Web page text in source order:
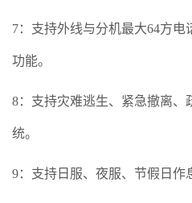
7：支持外线与分机最大64方
功能。
8：支持灾难逃生、紧急撤离、
统。
9：支持日服、夜服、节假日作